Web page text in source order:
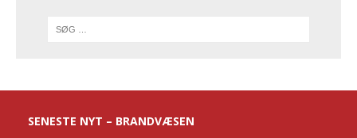
SENESTE NYT – BRANDVÆSEN